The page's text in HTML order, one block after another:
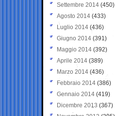
Settembre 2014 (450)
Agosto 2014 (433)
Luglio 2014 (436)
Giugno 2014 (391)
Maggio 2014 (392)
Aprile 2014 (389)
Marzo 2014 (436)
Febbraio 2014 (386)
Gennaio 2014 (419)
Dicembre 2013 (367)